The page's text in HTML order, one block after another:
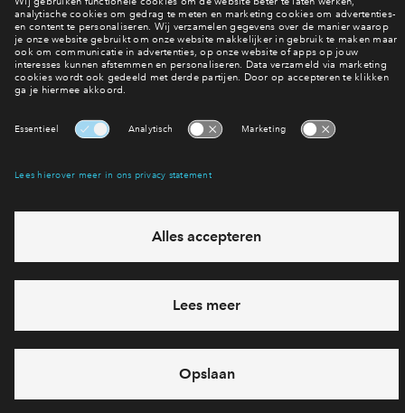
Benieuwd naar de woningen?
Bekijk het woningaanbod
Hiermee blijf je op de hoogte van het belangrijkste nieuws en
Ja, ik wil mij aanmelden
6 dagen per week beschikbaar (behalve tijdens
feestdagen)